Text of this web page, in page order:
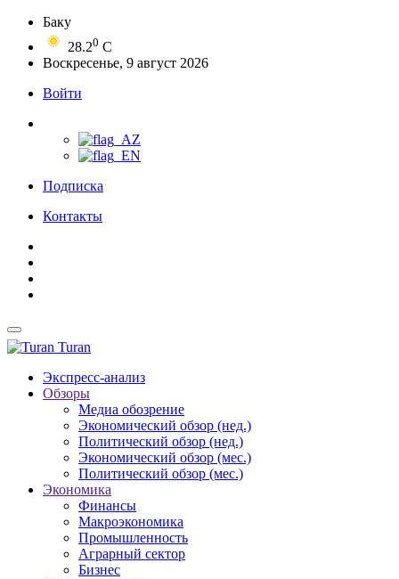
Баку
28.20 C
Воскресенье, 9 август 2026
Войти
Подписка
Контакты
Turan
Экспресс-анализ
Обзоры
Медиа обозрение
Экономический обзор (нед.)
Политический обзор (нед.)
Экономический обзор (мес.)
Политический обзор (мес.)
Экономика
Финансы
Макроэкономика
Промышленность
Аграрный сектор
Бизнес